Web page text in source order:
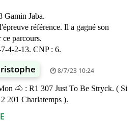
Jaba.
référence. Il a gagné son
ce parcours.
4-2-13. CNP : 6.
8/7/23 10:24
🐴 : R1 307 Just To Be Stryck. ( Si
201 Charlatemps ).